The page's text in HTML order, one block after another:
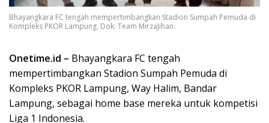
Bhayangkara FC tengah mempertimbangkan Stadion Sumpah Pemuda di
Kompleks PKOR Lampung. Dok: Team MirzaJihan.
Onetime.id – Bhayangkara FC tengah
mempertimbangkan Stadion Sumpah Pemuda di
Kompleks PKOR Lampung, Way Halim, Bandar
Lampung, sebagai home base mereka untuk kompetisi
Liga 1 Indonesia.